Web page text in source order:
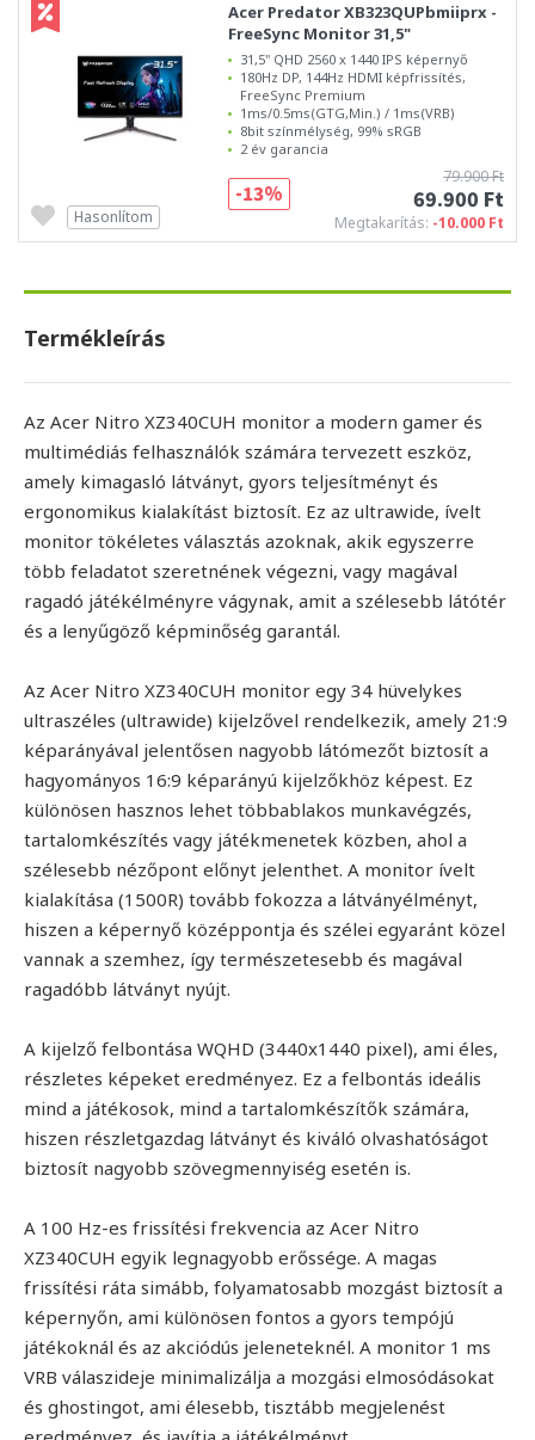
Acer Predator XB323QUPbmiiprx -
FreeSync Monitor 31,5"
31,5" QHD 2560 x 1440 IPS képernyő
180Hz DP, 144Hz HDMI képfrissítés,
FreeSync Premium
1ms/0.5ms(GTG,Min.) / 1ms(VRB)
8bit színmélység, 99% sRGB
2 év garancia
79.900 Ft
69.900 Ft
Megtakarítás: -10.000 Ft
-13%
Hasonlítom
Termékleírás
Az Acer Nitro XZ340CUH monitor a modern gamer és
multimédiás felhasználók számára tervezett eszköz,
amely kimagasló látványt, gyors teljesítményt és
ergonomikus kialakítást biztosít. Ez az ultrawide, ívelt
monitor tökéletes választás azoknak, akik egyszerre
több feladatot szeretnének végezni, vagy magával
ragadó játékélményre vágynak, amit a szélesebb látótér
és a lenyűgöző képminőség garantál.
Az Acer Nitro XZ340CUH monitor egy 34 hüvelykes
ultraszéles (ultrawide) kijelzővel rendelkezik, amely 21:9
képarányával jelentősen nagyobb látómezőt biztosít a
hagyományos 16:9 képarányú kijelzőkhöz képest. Ez
különösen hasznos lehet többablakos munkavégzés,
tartalomkészítés vagy játékmenetek közben, ahol a
szélesebb nézőpont előnyt jelenthet. A monitor ívelt
kialakítása (1500R) tovább fokozza a látványélményt,
hiszen a képernyő középpontja és szélei egyaránt közel
vannak a szemhez, így természetesebb és magával
ragadóbb látványt nyújt.
A kijelző felbontása WQHD (3440x1440 pixel), ami éles,
részletes képeket eredményez. Ez a felbontás ideális
mind a játékosok, mind a tartalomkészítők számára,
hiszen részletgazdag látványt és kiváló olvashatóságot
biztosít nagyobb szövegmennyiség esetén is.
A 100 Hz-es frissítési frekvencia az Acer Nitro
XZ340CUH egyik legnagyobb erőssége. A magas
frissítési ráta simább, folyamatosabb mozgást biztosít a
képernyőn, ami különösen fontos a gyors tempójú
játékoknál és az akciódús jeleneteknél. A monitor 1 ms
VRB válaszideje minimalizálja a mozgási elmosódásokat
és ghostingot, ami élesebb, tisztább megjelenést